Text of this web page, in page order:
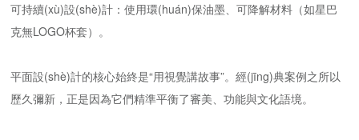
可持續(xù)設(shè)計：使用環(huán)保油墨、可降解材料（如星巴
克無LOGO杯套）。
平面設(shè)計的核心始終是“用視覺講故事”。經(jīng)典案例之所以
歷久彌新，正是因為它們精準平衡了審美、功能與文化語境。